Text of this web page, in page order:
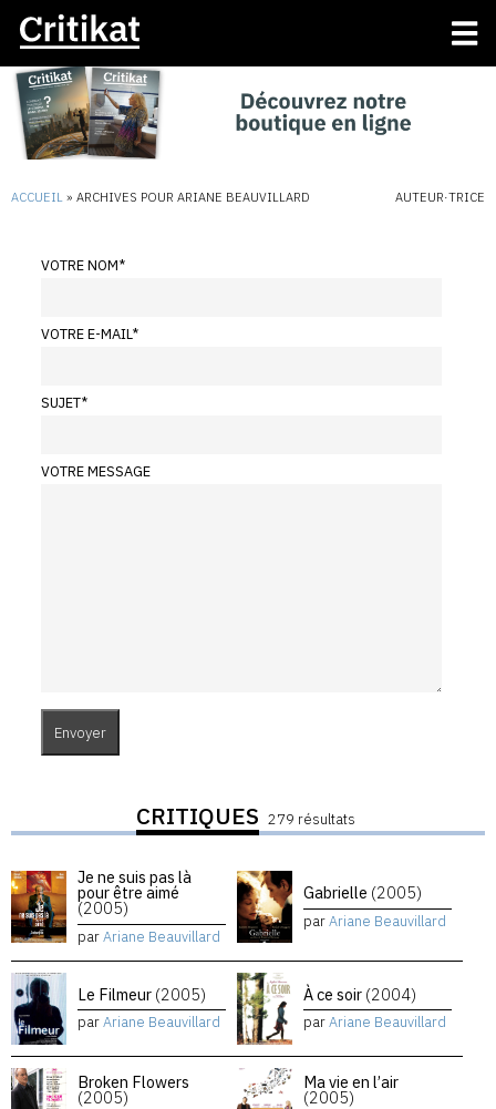
ACCUEIL » ARCHIVES POUR ARIANE BEAUVILLARD AUTEUR·TRICE
VOTRE NOM*
VOTRE E-MAIL*
SUJET*
VOTRE MESSAGE
CRITIQUES 279 résultats
Je ne suis pas là
pour être aimé
(2005)
parAriane Beauvillard
Gabrielle (2005)
parAriane Beauvillard
Le Filmeur (2005)
parAriane Beauvillard
À ce soir (2004)
parAriane Beauvillard
Broken Flowers
(2005)
Ma vie en l’air
(2005)